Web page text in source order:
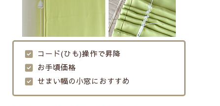
コード(ひも)操作で昇降
お手頃価格
せまい幅の小窓におすすめ